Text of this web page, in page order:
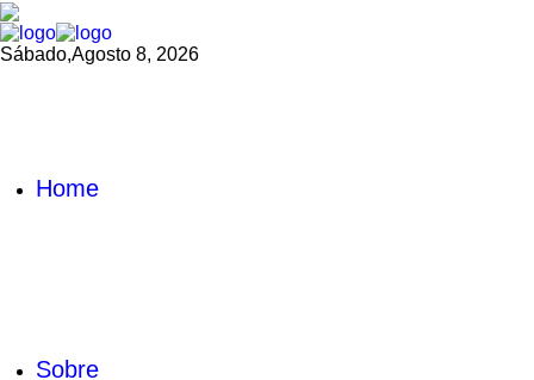
Sábado,Agosto 8, 2026
Home
Sobre